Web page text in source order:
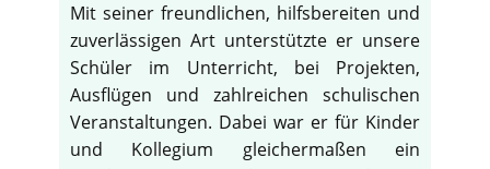
Mit seiner freundlichen, hilfsbereiten und
zuverlässigen Art unterstützte er unsere
Schüler im Unterricht, bei Projekten,
Ausflügen und zahlreichen schulischen
Veranstaltungen. Dabei war er für Kinder
und Kollegium gleichermaßen ein